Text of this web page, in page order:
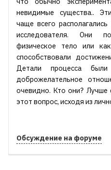
невидимые существа..
чаще всего
исследователя. Они
физическое тело или
способствовали
Детали процесса
доброжелательное
очевидно. Кто они? Лучше
этот вопрос, исходя из
Обсуждение на форуме